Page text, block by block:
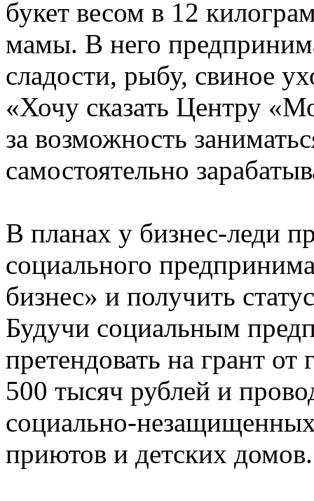
букет весом в 12
мамы. В него
сладости, рыбу, свиное
«Хочу сказать Центру
за возможность
самостоятельно
В планах у бизнес-леди
социального
бизнес» и получить
Будучи социальным
претендовать на грант от
500 тысяч рублей и
социально-
приютов и детских домов.